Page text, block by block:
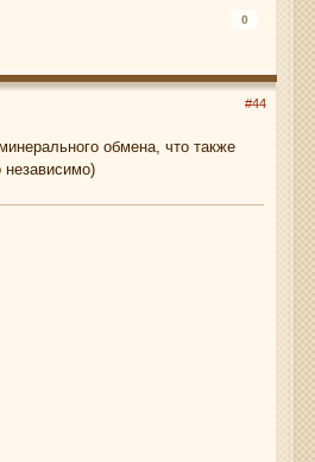
0
#44
обмена, что также